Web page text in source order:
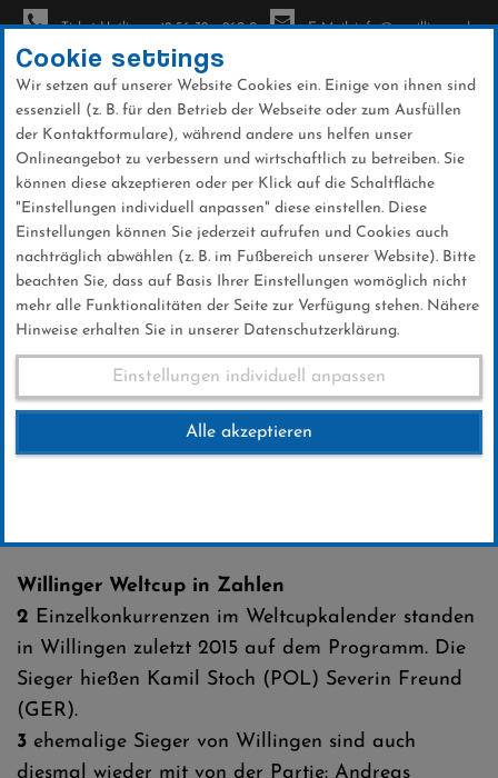
Direkt
zum
Inhalt
Ticket-Hotline: +49 56 32 - 960-0 E-Mail: info@sc-willingen.de
News
Weltcup in Zahlen
02 .Februar 2018
Willinger Weltcup in Zahlen
2 Einzelkonkurrenzen im Weltcupkalender standen
in Willingen zuletzt 2015 auf dem Programm. Die
Sieger hießen Kamil Stoch (POL) Severin Freund
(GER).
3 ehemalige Sieger von Willingen sind auch
diesmal wieder mit von der Partie: Andreas
Cookie settings
Wir setzen auf unserer Website Cookies ein. Einige von ihnen sind
essenziell (z. B. für den Betrieb der Webseite oder zum Ausfüllen
der Kontaktformulare), während andere uns helfen unser
Onlineangebot zu verbessern und wirtschaftlich zu betreiben. Sie
können diese akzeptieren oder per Klick auf die Schaltfläche
"Einstellungen individuell anpassen" diese einstellen. Diese
Einstellungen können Sie jederzeit aufrufen und Cookies auch
nachträglich abwählen (z. B. im Fußbereich unserer Website). Bitte
beachten Sie, dass auf Basis Ihrer Einstellungen womöglich nicht
mehr alle Funktionalitäten der Seite zur Verfügung stehen. Nähere
Hinweise erhalten Sie in unserer Datenschutzerklärung.
Einstellungen individuell anpassen
Alle akzeptieren